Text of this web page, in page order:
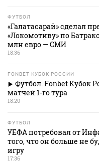
ФУТБОЛ
«Галатасарай» сделал
«Локомотиву» по
млн евро — СМИ
18:36
FONBET КУБОК РОССИИ
Футбол. Fonbet Кубок
матчей 1-го тура
18:20
ФУТБОЛ
УЕФА потребовал от
того, что он больше не
игру
17:36